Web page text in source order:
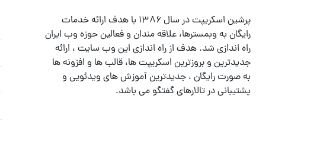
پرشین اسکریپت در سال ۱۳۸۶ با هدف ارائه خدمات
رایگان به وبمسترها، علاقه مندان و فعالین حوزه وب ایران
راه اندازی شد. هدف از راه اندازی این وب سایت ، ارائه
جدیدترین و بروزترین اسکریپت ها، قالب ها و افزونه ها
به صورت رایگان ، جدیدترین آموزش های ویدئویی و
پشتیبانی در تالارهای گفتگو می باشد.